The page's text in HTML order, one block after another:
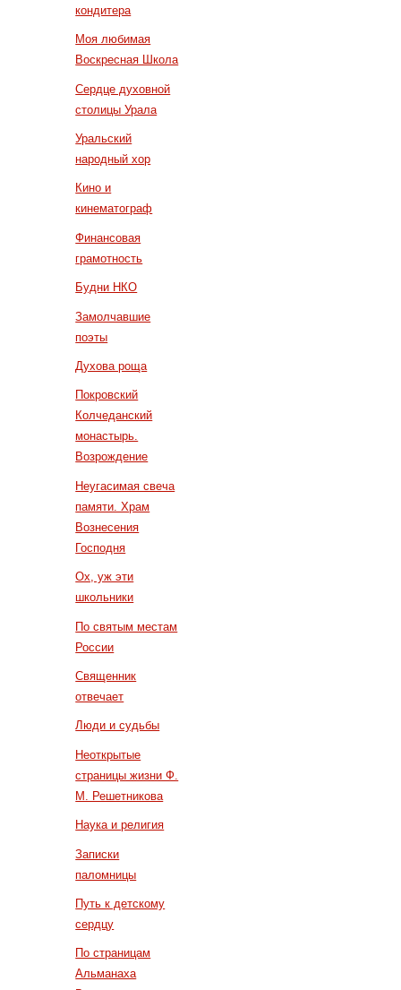
кондитера
Моя любимая
Воскресная Школа
Сердце духовной
столицы Урала
Уральский
народный хор
Кино и
кинематограф
Финансовая
грамотность
Будни НКО
Замолчавшие
поэты
Духова роща
Покровский
Колчеданский
монастырь.
Возрождение
Неугасимая свеча
памяти. Храм
Вознесения
Господня
Ох, уж эти
школьники
По святым местам
России
Священник
отвечает
Люди и судьбы
Неоткрытые
страницы жизни Ф.
М. Решетникова
Наука и религия
Записки
паломницы
Путь к детскому
сердцу
По страницам
Альманаха